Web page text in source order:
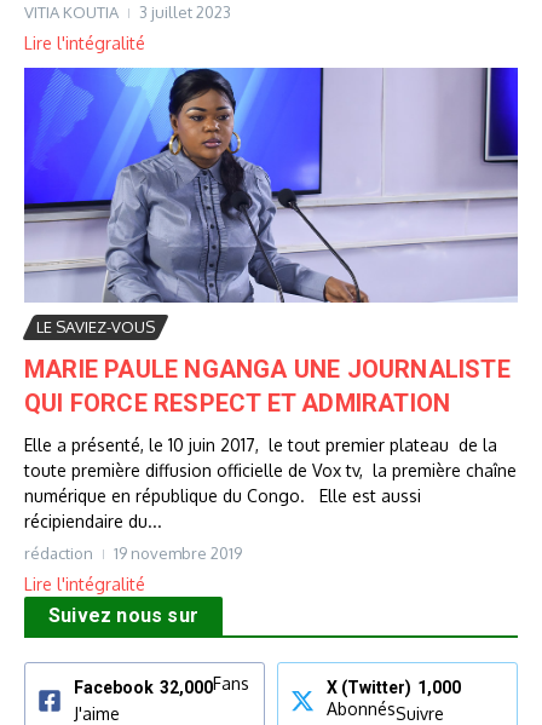
VITIA KOUTIA 3 juillet 2023
Lire l'intégralité
LE SAVIEZ-VOUS
MARIE PAULE NGANGA UNE JOURNALISTE
QUI FORCE RESPECT ET ADMIRATION
Elle a présenté, le 10 juin 2017, le tout premier plateau de la
toute première diffusion officielle de Vox tv, la première chaîne
numérique en république du Congo. Elle est aussi
récipiendaire du...
rédaction 19 novembre 2019
Lire l'intégralité
Suivez nous sur
Facebook 32,000Fans
J'aime
X (Twitter) 1,000
AbonnésSuivre